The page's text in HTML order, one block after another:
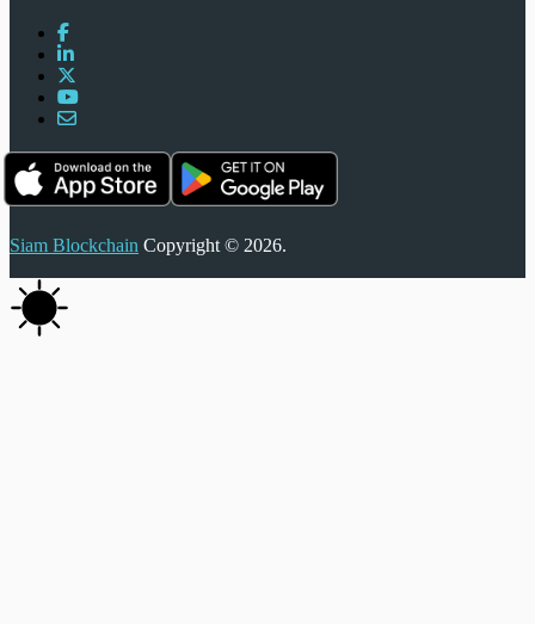
Siam Blockchain Copyright © 2026.